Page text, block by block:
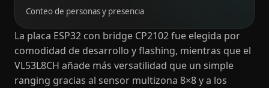
Conteo de personas y presencia
La placa ESP32 con bridge CP2102 fue elegida por
comodidad de desarrollo y flashing, mientras que el
VL53L8CH añade más versatilidad que un simple
ranging gracias al sensor multizona 8×8 y a los